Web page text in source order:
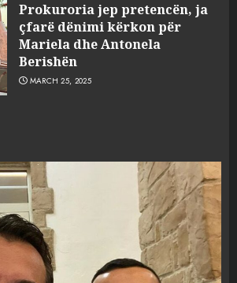
Prokuroria jep pretencën, ja
çfarë dënimi kërkon për
Mariela dhe Antonela
Berishën
MARCH 25, 2025